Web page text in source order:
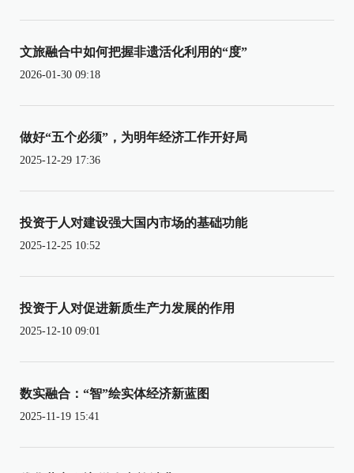
文旅融合中如何把握非遗活化利用的“度”
2026-01-30 09:18
做好“五个必须”，为明年经济工作开好局
2025-12-29 17:36
投资于人对建设强大国内市场的基础功能
2025-12-25 10:52
投资于人对促进新质生产力发展的作用
2025-12-10 09:01
数实融合：“智”绘实体经济新蓝图
2025-11-19 15:41